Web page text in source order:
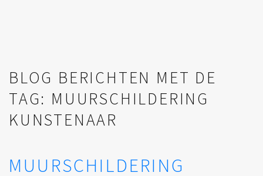
BLOG BERICHTEN MET DE
TAG: MUURSCHILDERING
KUNSTENAAR
MUURSCHILDERING